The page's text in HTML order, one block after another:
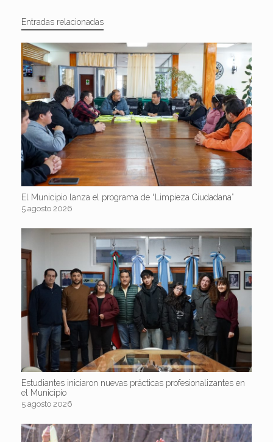
Entradas relacionadas
El Municipio lanza el programa de “Limpieza Ciudadana”
5 agosto 2026
Estudiantes iniciaron nuevas prácticas profesionalizantes en
el Municipio
5 agosto 2026